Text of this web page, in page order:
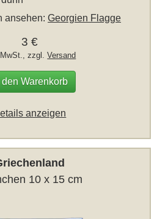
ansehen:Georgien Flagge
3 €
zzgl.Versand
den Warenkorb
anzeigen
10 x 15 cm